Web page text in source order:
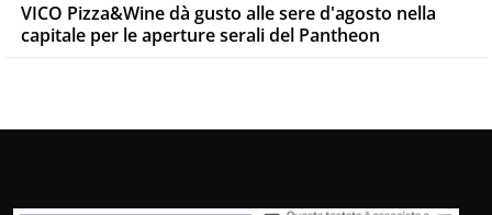
VICO Pizza&Wine dà gusto alle sere d'agosto nella
capitale per le aperture serali del Pantheon